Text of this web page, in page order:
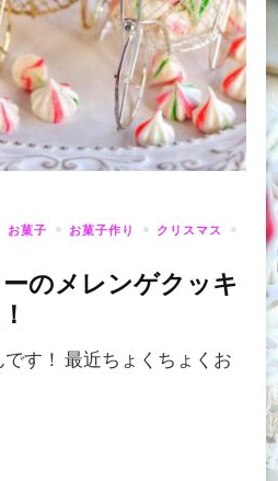
お菓子 お菓子作り
クリスマス
のメレンゲクッキ
す！ 最近ちょくちょくお